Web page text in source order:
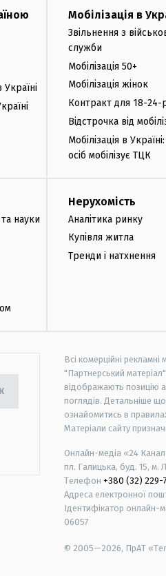
Мобілізація в
Звільнення з
служби
Мобілізація 50+
Мобілізація жінок
Контракт для 18-24-
Відстрочка від
Мобілізація в
осіб мобілізує ТЦК
та науки
Нерухомість
Аналітика ринку
Купівля житла
Тренди і натхнення
Всі комерційні
"Партнерський
відображають позицію
поглядів. Детальніше
ознайомитись в
Матеріали сайту
Онлайн-медіа «24
пл. Галицька, буд. 15, м.
Телефон +380 (32) 229-
Адреса електронної
Ідентифікатор онлайн-
06057
© 2005—2026, ПрАТ